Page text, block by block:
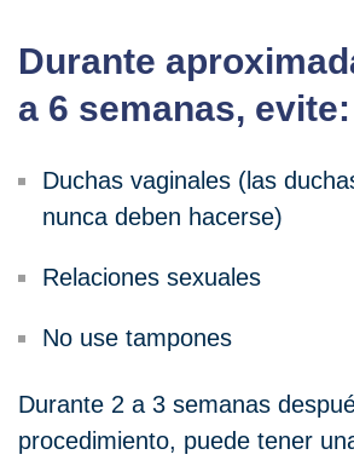
Durante
a 6 semanas, evite:
Duchas vaginales (las
nunca deben hacerse)
Relaciones sexuales
No use tampones
Durante 2 a 3 semanas
procedimiento, puede tener